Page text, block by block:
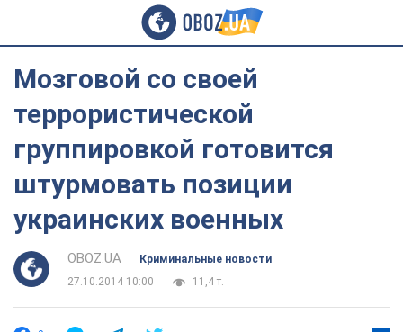
Мозговой со своей
террористической
группировкой готовится
штурмовать позиции
украинских военных
OBOZ.UA
Криминальные новости
27.10.2014 10:00
11,4 т.